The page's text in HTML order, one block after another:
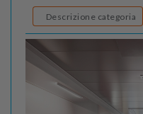
Descrizione categoria